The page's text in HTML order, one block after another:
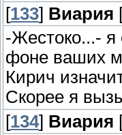
[133] Виария
-Жестоко...- я
фоне ваших
Кирич
Скорее я
[134] Виария